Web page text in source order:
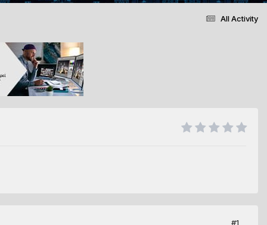
All Activity
#1